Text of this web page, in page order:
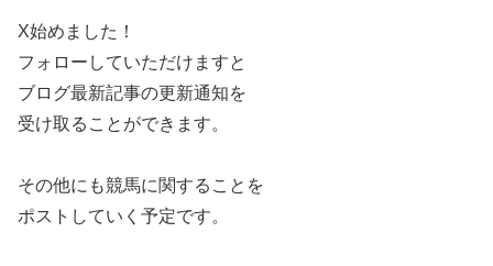
X始めました！
フォローしていただけますと
ブログ最新記事の更新通知を
受け取ることができます。
その他にも競馬に関することを
ポストしていく予定です。